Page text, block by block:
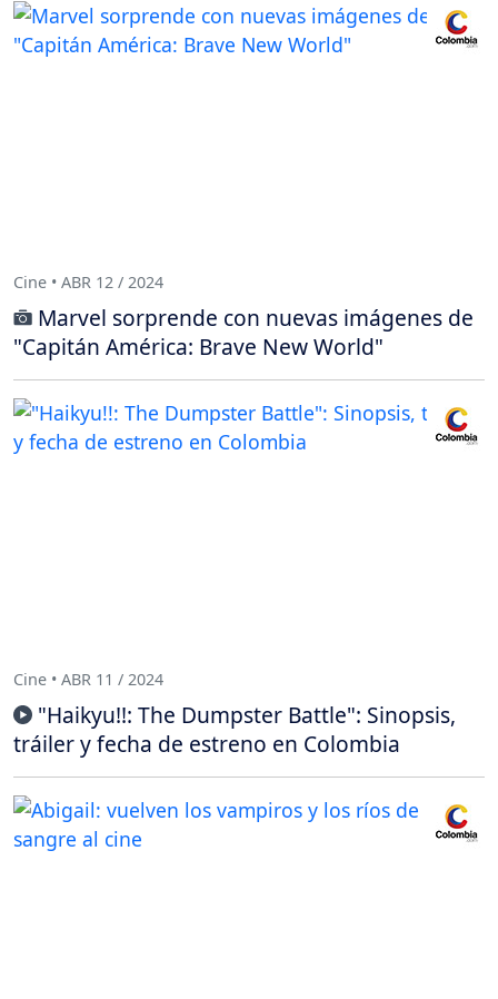
Cine • ABR 12 / 2024
Marvel sorprende con nuevas imágenes de
"Capitán América: Brave New World"
Cine • ABR 11 / 2024
"Haikyu!!: The Dumpster Battle": Sinopsis,
tráiler y fecha de estreno en Colombia